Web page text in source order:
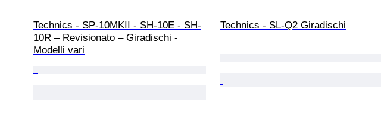
Technics - SP-10MKII - SH-10E - SH-
10R – Revisionato – Giradischi -
Modelli vari
Technics - SL-Q2 Giradischi